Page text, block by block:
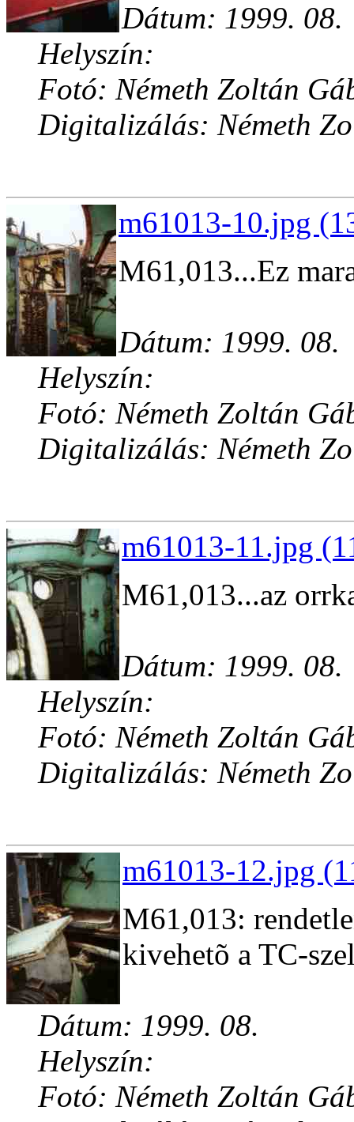
Dátum: 1999. 08.
Helyszín:
Fotó: Németh Zoltán
Digitalizálás: Németh
m61013-10.jpg
M61,013...Ez
Dátum: 1999. 08.
Helyszín:
Fotó: Németh Zoltán
Digitalizálás: Németh
m61013-11.jpg
M61,013...az
Dátum: 1999. 08.
Helyszín:
Fotó: Németh Zoltán
Digitalizálás: Németh
m61013-12.jpg
M61,013:
kivehetõ a TC-
Dátum: 1999. 08.
Helyszín:
Fotó: Németh Zoltán